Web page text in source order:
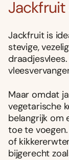
Jackfruit
Jackfruit is
stevige,
Maar omdat
vegetarische
belangrijk om
toe te
of
bijgerecht